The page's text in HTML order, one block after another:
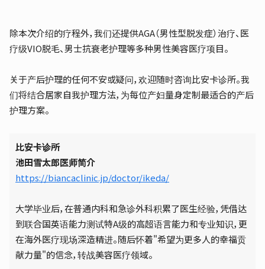
除本次介绍的疗程外，我们还提供AGA（男性型脱发症）治疗、医
疗级VIO脱毛、男士抗衰老护理等多种男性美容医疗项目。
关于产后护理的任何不安或疑问，欢迎随时咨询比安卡诊所。我
们将结合居家自我护理方法，为每位产妇量身定制最适合的产后
护理方案。
比安卡诊所
池田雪太郎医师简介
https://biancaclinic.jp/doctor/ikeda/
大学毕业后，在普通内科和急诊外科积累了医生经验，凭借达
到联合国英语能力测试特A级的高超语言能力和专业知识，更
在海外医疗现场深造精进。随后怀着"希望为更多人的幸福贡
献力量"的信念，转战美容医疗领域。